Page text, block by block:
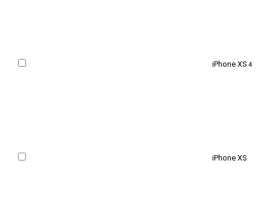
iPhone XS 4
iPhone XS